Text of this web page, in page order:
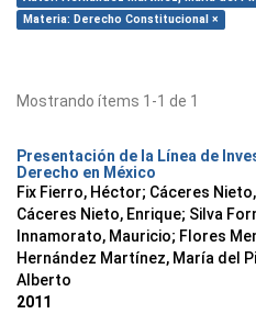
Materia: Derecho Constitucional ×
Mostrando ítems 1-1 de 1
Presentación de la Línea de
Derecho en México
Fix Fierro, Héctor; Cáceres
Cáceres Nieto, Enrique; Silva
Innamorato, Mauricio; Flores
Hernández Martínez, María del
Alberto
2011